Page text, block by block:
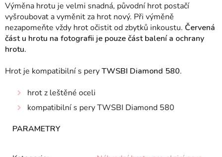
Výměna hrotu je velmi snadná, původní hrot postačí
vyšroubovat a vyměnit za hrot nový. Při výměně
nezapomeňte vždy hrot očistit od zbytků inkoustu. Červená
část u hrotu na fotografii je pouze část balení a ochrany
hrotu.
Hrot je kompatibilní s peryTWSBI Diamond 580.
hrot z leštěné oceli
kompatibilní s pery TWSBI Diamond 580